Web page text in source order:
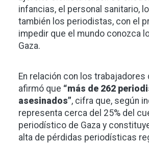
infancias, el personal sanitario,
también los periodistas, con el
impedir que el mundo conozca
Gaza.
En relación con los trabajadores
afirmó que “más de 262
asesinados”, cifra que, según
representa cerca del 25% del
periodístico de Gaza y
alta de pérdidas periodísticas